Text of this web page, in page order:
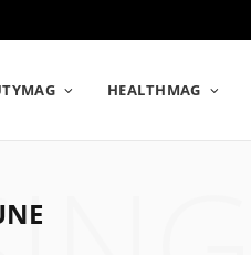
HEALTHMAG